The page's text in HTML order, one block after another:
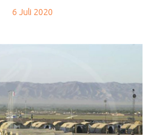
6 Juli 2020